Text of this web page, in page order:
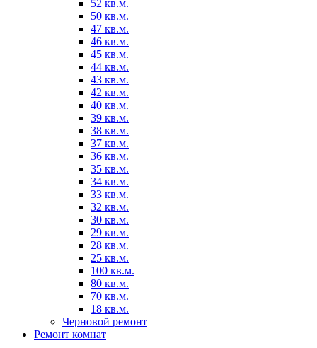
52 кв.м.
50 кв.м.
47 кв.м.
46 кв.м.
45 кв.м.
44 кв.м.
43 кв.м.
42 кв.м.
40 кв.м.
39 кв.м.
38 кв.м.
37 кв.м.
36 кв.м.
35 кв.м.
34 кв.м.
33 кв.м.
32 кв.м.
30 кв.м.
29 кв.м.
28 кв.м.
25 кв.м.
100 кв.м.
80 кв.м.
70 кв.м.
18 кв.м.
Черновой ремонт
Ремонт комнат